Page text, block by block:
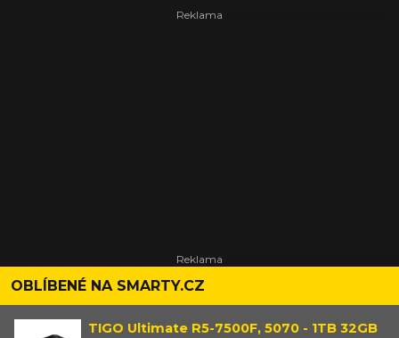
OBLÍBENÉ NA SMARTY.CZ
TIGO Ultimate R5-7500F, 5070 - 1TB 32GB